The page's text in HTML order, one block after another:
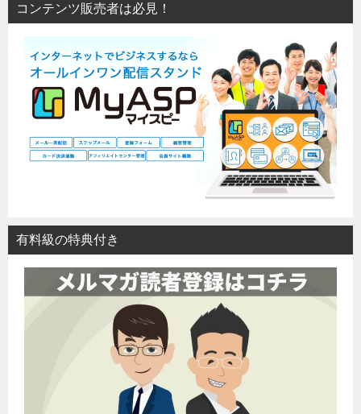
コンテンツ販売者は必見！
有料級の特典付き